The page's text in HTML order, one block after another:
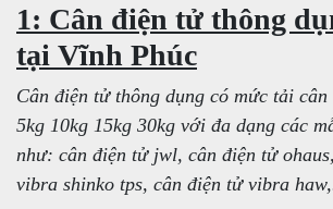
1: Cân điện tử thông
tại Vĩnh Phúc
Cân điện tử thông dụng có mức tải
5kg 10kg 15kg 30kg với đa dạng các
như: cân điện tử jwl, cân điện tử
vibra shinko tps, cân điện tử vibra